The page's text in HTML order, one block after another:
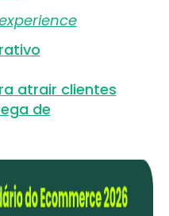
atrair clientes
de